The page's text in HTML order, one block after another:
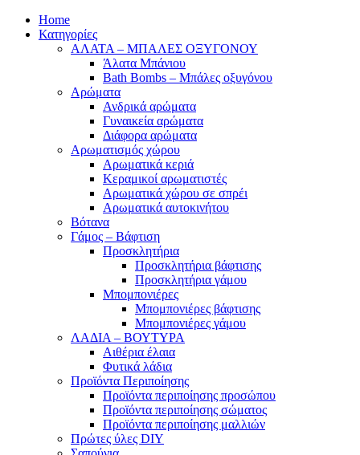
Home
Κατηγορίες
ΑΛΑΤΑ – ΜΠΑΛΕΣ ΟΞΥΓΟΝΟΥ
Άλατα Μπάνιου
Bath Bombs – Μπάλες οξυγόνου
Αρώματα
Ανδρικά αρώματα
Γυναικεία αρώματα
Διάφορα αρώματα
Αρωματισμός χώρου
Αρωματικά κεριά
Kεραμικοί αρωματιστές
Αρωματικά χώρου σε σπρέι
Aρωματικά αυτοκινήτου
Βότανα
Γάμος – Βάφτιση
Προσκλητήρια
Προσκλητήρια βάφτισης
Προσκλητήρια γάμου
Μπομπονιέρες
Μπομπονιέρες βάφτισης
Μπομπονιέρες γάμου
ΛΑΔΙΑ – ΒΟΥΤΥΡΑ
Αιθέρια έλαια
Φυτικά λάδια
Προϊόντα Περιποίησης
Προϊόντα περιποίησης προσώπου
Προϊόντα περιποίησης σώματος
Προϊόντα περιποίησης μαλλιών
Πρώτες ύλες DIY